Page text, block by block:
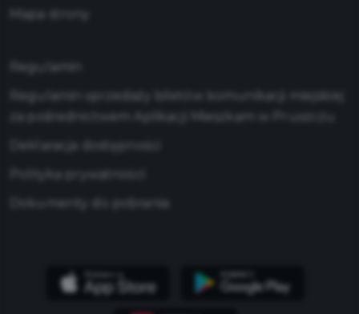
Mapa strony
Regulamin
Regulamin sprzedaży biletów komunikacji miejskiej
za pośrednictwem Aplikacji Mieszkam w Pruszczu
Deklaracja dostępności
Polityka prywatności
Dokumenty do pobrania